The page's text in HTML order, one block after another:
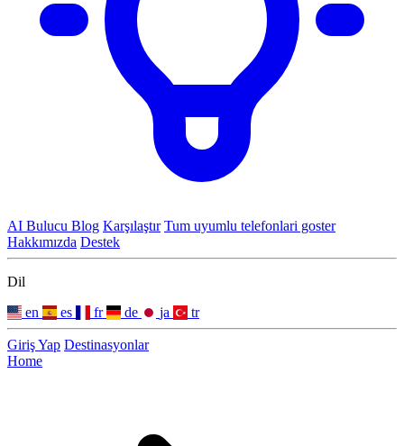
AI Bulucu Blog Karşılaştır Tum uyumlu telefonlari goster
Hakkımızda Destek
Dil
en
es fr de ja tr
Giriş Yap Destinasyonlar
Home